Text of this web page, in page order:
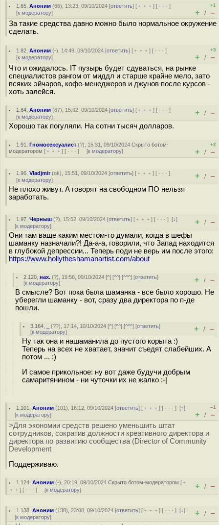
1.65 ,Аноним (66), 13:23, 09/10/2024 [ответить] [ ﹢﹢﹢] [ · · ·]
[к модератору]
+1
+ / –
За такие средства давно можно было нормальное окружение
сделать.
1.82 ,Аноним (-), 14:49, 09/10/2024 [ответить] [ ﹢﹢﹢] [ · · ·]
[к модератору]
+3
+ / –
Что и ожидалось. IT пузырь будет сдуваться, на рынке
специалистов рангом от миддл и старше крайне мело, зато
всяких эйчаров, кофе-менеджеров и джунов после курсов -
хоть залейся.
1.84 ,Аноним (87), 15:02, 09/10/2024 [ответить] [ ﹢﹢﹢] [ · · ·]
[к модератору] + / –
Хорошо так погуляли. На сотни тысяч долларов.
1.91 ,Гномосексуалист (?), 15:31, 09/10/2024Скрыто ботом-
модератором [ ﹢﹢﹢ ] [ · · · ] [к модератору]
+2
+ / –
1.96 ,Vladjmir(ok), 15:51, 09/10/2024 [ответить] [ ﹢﹢﹢] [ · · ·]
[к модератору] + / –
Не плохо живут. А говорят на свободном ПО нельзя
заработать.
1.97 ,Черныш (?), 15:52, 09/10/2024 [ответить] [ ﹢﹢﹢] [ · · ·][↓]
[к модератору] + / –
Они там ваще каким местом-то думали, когда в шефы
шаманку назначали?! Да-а-а, говорили, что Запад находится
в глубокой депрессии... Теперь поди не верь им после этого:
https://www.hollytheshamanartist.com/about
2.120 ,нах. (?), 19:56, 09/10/2024 [^] [^^] [^^^] [ответить]
[к модератору] + / –
В смысле? Вот пока была шаманка - все было хорошо. Не
уберегли шаманку - вот, сразу два директора по п-де
пошли.
3.164 (??), 17:14, 10/10/2024 [^] [^^] [^^^] [ответить]
[к модератору] + / –
Ну так она и нашаманила до пустого корыта :)
Теперь на всех не хватает, значит съедят слабейших. А
потом ... :)
И самое прикольное: ну вот даже будучи добрым
самаритянином - ни чуточки их не жалко :-|
1.101 ,Аноним (101), 16:12, 09/10/2024 [ответить] [ ﹢﹢﹢] [ · · ·][↑]
[к модератору]
–1
+ / –
>Для экономии средств решено уменьшить штат
сотрудников, сократив должности креативного директора и
директора по развитию сообщества (Director of Community
Development
Поддерживаю.
1.124 ,Аноним (-), 20:19, 09/10/2024Скрыто ботом-модератором [ ﹢
﹢﹢ ] [ · · · ] [к модератору] + / –
1.138 ,Аноним (138), 23:08, 09/10/2024 [ответить] [ ﹢﹢﹢] [ · · ·][↓]
[к модератору] + / –